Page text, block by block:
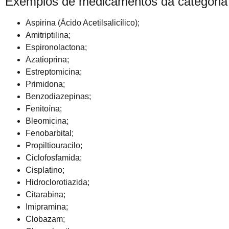
Aspirina (Ácido Acetilsalicílico);
Amitriptilina;
Espironolactona;
Azatioprina;
Estreptomicina;
Primidona;
Benzodiazepinas;
Fenitoína;
Bleomicina;
Fenobarbital;
Propiltiouracilo;
Ciclofosfamida;
Cisplatino;
Hidroclorotiazida;
Citarabina;
Imipramina;
Clobazam;